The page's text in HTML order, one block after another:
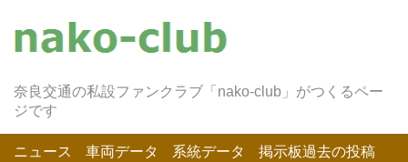
奈良交通の私設ファンクラブ「nako-club」がつくるペー
ジです
ニュース 車両データ 系統データ 掲示板過去の投稿